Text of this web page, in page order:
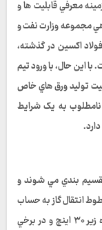
معرفي قابليت ها و
مجموعه وزارت نفت و
اکسين در گذشته،
اين حال، با ورود تيم
سال ۱۳۹۸ تا امروز، وضعيت توليد ورق هاي خاص
به يک شرايط
بندي مي شوند و
انتقال گاز به حساب
مي آيند. قطر لوله هاي خطوط لوله نفت به طور عمده زير ۳۰ اينچ و در برخي